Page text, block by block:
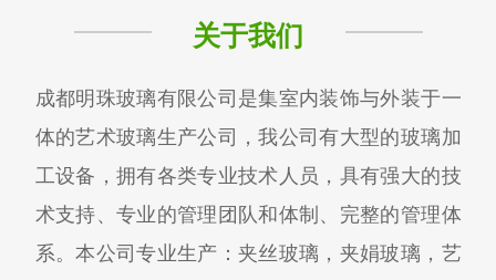
关于我们
成都明珠玻璃有限公司是集室内装饰与外装于一
体的艺术玻璃生产公司，我公司有大型的玻璃加
工设备，拥有各类专业技术人员，具有强大的技
术支持、专业的管理团队和体制、完整的管理体
系。本公司专业生产：夹丝玻璃，夹娟玻璃，艺